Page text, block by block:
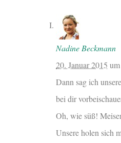
Nadine Beckmann
20. Januar 2015 um
Dann sag ich
bei dir
Oh, wie süß!
Unsere holen sich